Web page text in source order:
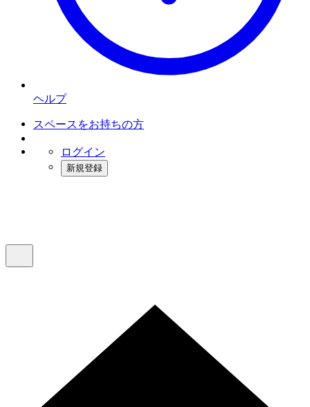
ヘルプ
スペースをお持ちの方
ログイン
新規登録